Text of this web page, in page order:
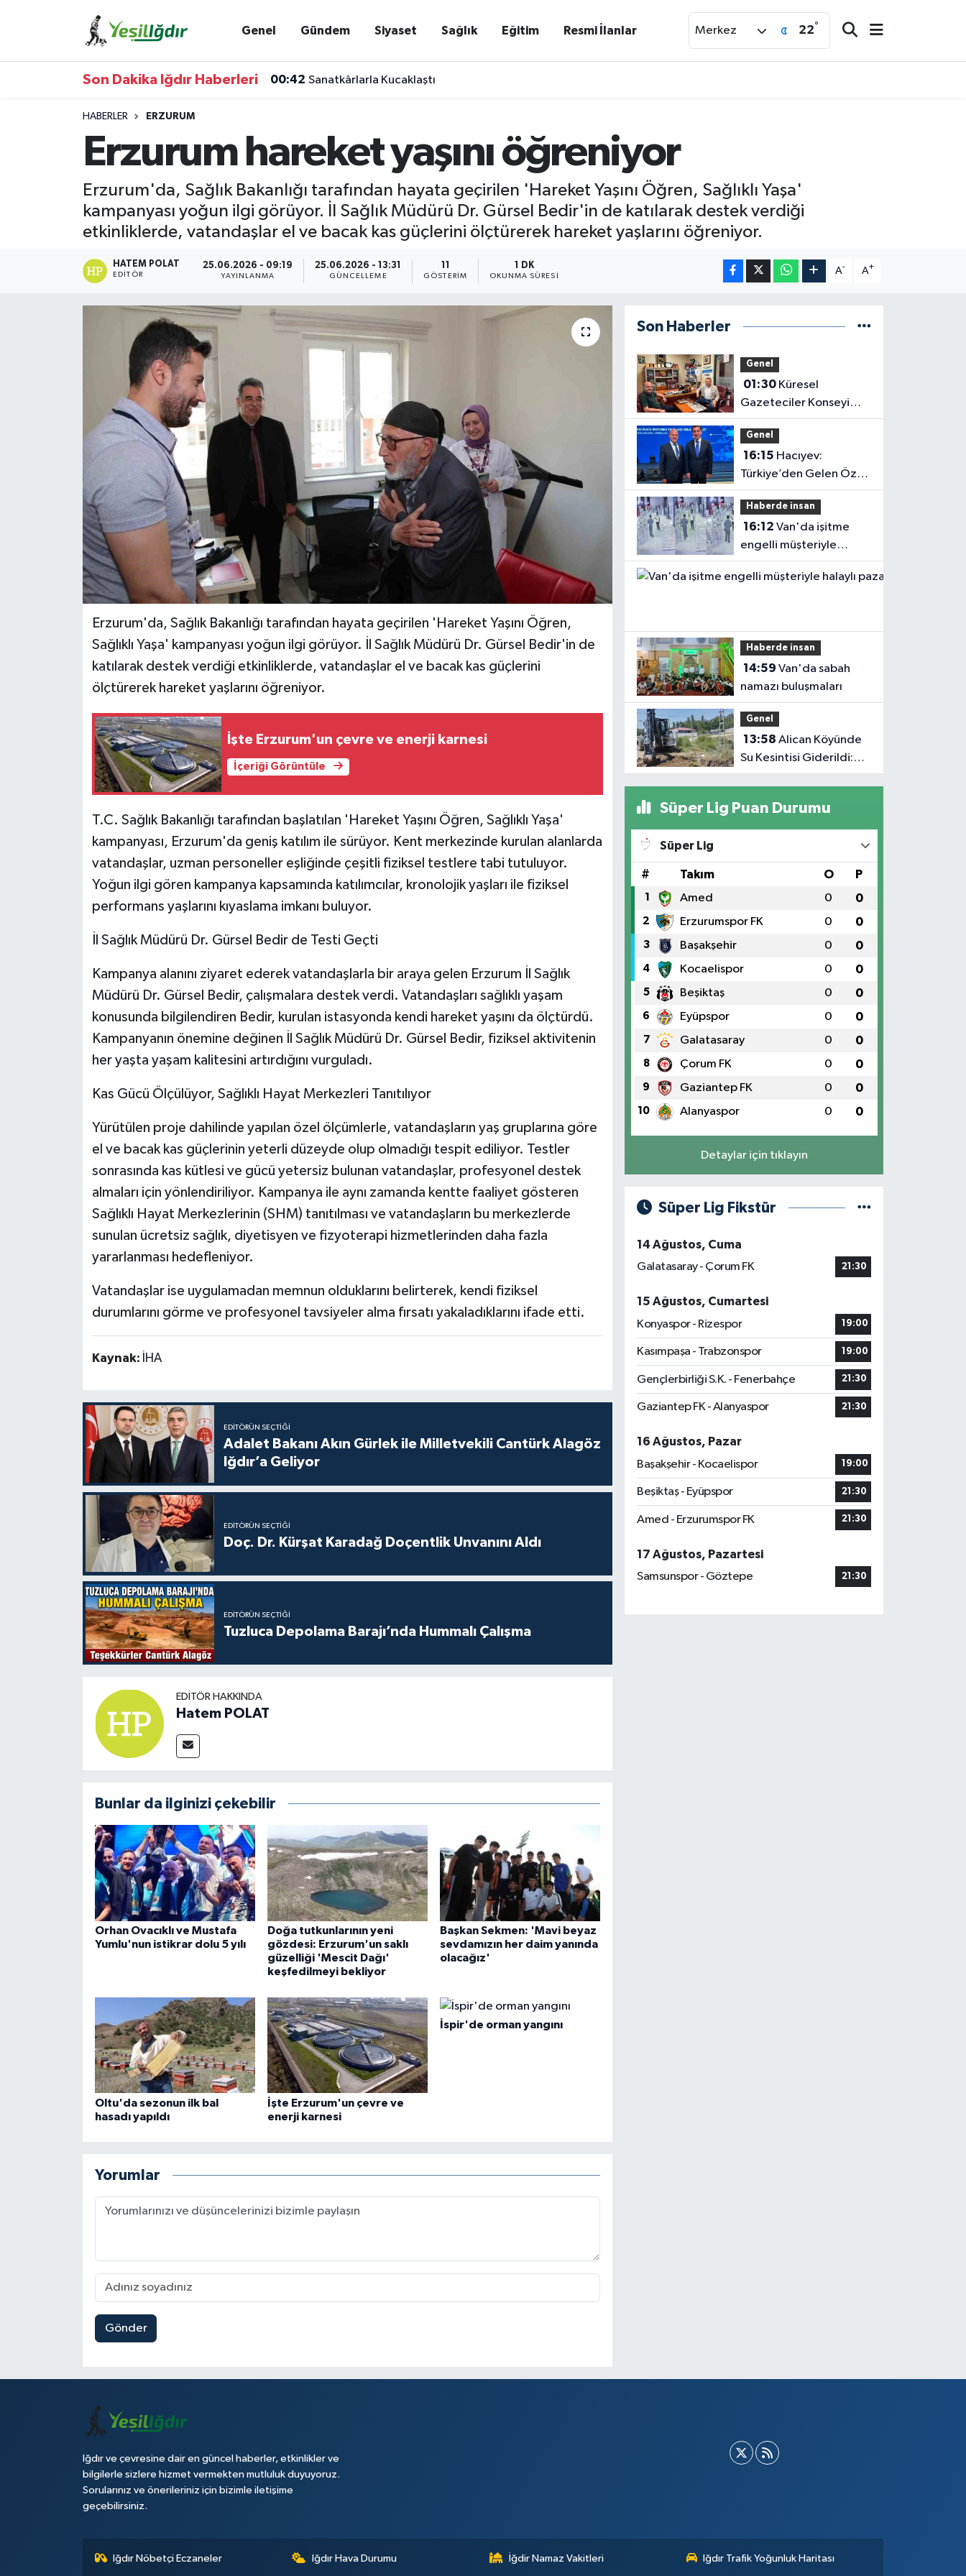
Genel Gündem Siyaset Sağlık Eğitim Resmi İlanlar Merkez 22°
Son Dakika Iğdır Haberleri 00:42 Sanatkârlarla Kucaklaştı
HABERLER ERZURUM
Erzurum hareket yaşını öğreniyor
Erzurum'da, Sağlık Bakanlığı tarafından hayata geçirilen 'Hareket Yaşını Öğren, Sağlıklı Yaşa'
kampanyası yoğun ilgi görüyor. İl Sağlık Müdürü Dr. Gürsel Bedir'in de katılarak destek verdiği
etkinliklerde, vatandaşlar el ve bacak kas güçlerini ölçtürerek hareket yaşlarını öğreniyor.
HATEM POLAT
EDITÖR
25.06.2026 - 09:19
YAYINLANMA
25.06.2026 - 13:31
GÜNCELLEME GÖSTERIM
1 DK
OKUNMA SÜRESI
A- A+
Erzurum'da, Sağlık Bakanlığı tarafından hayata geçirilen 'Hareket Yaşını Öğren,
Sağlıklı Yaşa' kampanyası yoğun ilgi görüyor. İl Sağlık Müdürü Dr. Gürsel Bedir'in de
katılarak destek verdiği etkinliklerde, vatandaşlar el ve bacak kas güçlerini
ölçtürerek hareket yaşlarını öğreniyor.
İşte Erzurum'un çevre ve enerji karnesi
İçeriği Görüntüle
T.C. Sağlık Bakanlığı tarafından başlatılan 'Hareket Yaşını Öğren, Sağlıklı Yaşa'
kampanyası, Erzurum'da geniş katılım ile sürüyor. Kent merkezinde kurulan alanlarda
vatandaşlar, uzman personeller eşliğinde çeşitli fiziksel testlere tabi tutuluyor.
Yoğun ilgi gören kampanya kapsamında katılımcılar, kronolojik yaşları ile fiziksel
performans yaşlarını kıyaslama imkanı buluyor.
İl Sağlık Müdürü Dr. Gürsel Bedir de Testi Geçti
Kampanya alanını ziyaret ederek vatandaşlarla bir araya gelen Erzurum İl Sağlık
Müdürü Dr. Gürsel Bedir, çalışmalara destek verdi. Vatandaşları sağlıklı yaşam
konusunda bilgilendiren Bedir, kurulan istasyonda kendi hareket yaşını da ölçtürdü.
Kampanyanın önemine değinen İl Sağlık Müdürü Dr. Gürsel Bedir, fiziksel aktivitenin
her yaşta yaşam kalitesini artırdığını vurguladı.
Kas Gücü Ölçülüyor, Sağlıklı Hayat Merkezleri Tanıtılıyor
Yürütülen proje dahilinde yapılan özel ölçümlerle, vatandaşların yaş gruplarına göre
el ve bacak kas güçlerinin yeterli düzeyde olup olmadığı tespit ediliyor. Testler
sonrasında kas kütlesi ve gücü yetersiz bulunan vatandaşlar, profesyonel destek
almaları için yönlendiriliyor. Kampanya ile aynı zamanda kentte faaliyet gösteren
Sağlıklı Hayat Merkezlerinin (SHM) tanıtılması ve vatandaşların bu merkezlerde
sunulan ücretsiz sağlık, diyetisyen ve fizyoterapi hizmetlerinden daha fazla
yararlanması hedefleniyor.
Vatandaşlar ise uygulamadan memnun olduklarını belirterek, kendi fiziksel
durumlarını görme ve profesyonel tavsiyeler alma fırsatı yakaladıklarını ifade etti.
Kaynak: İHA
EDITÖRÜN SEÇTIĞI
Adalet Bakanı Akın Gürlek ile Milletvekili Cantürk Alagöz
Iğdır’a Geliyor
EDITÖRÜN SEÇTIĞI
Doç. Dr. Kürşat Karadağ Doçentlik Unvanını Aldı
EDITÖRÜN SEÇTIĞI
Tuzluca Depolama Barajı’nda Hummalı Çalışma
EDITÖR HAKKINDA
Hatem POLAT
Bunlar da ilginizi çekebilir
Orhan Ovacıklı ve Mustafa
Yumlu'nun istikrar dolu 5 yılı
Doğa tutkunlarının yeni
gözdesi: Erzurum'un saklı
güzelliği 'Mescit Dağı'
keşfedilmeyi bekliyor
Başkan Sekmen: 'Mavi beyaz
sevdamızın her daim yanında
olacağız'
Oltu'da sezonun ilk bal
hasadı yapıldı
İşte Erzurum'un çevre ve
enerji karnesi
İspir'de orman yangını
Yorumlar
Gönder
Son Haberler
Genel
01:30Küresel
Gazeteciler Konseyi
Başkanı Mehmet Ali
Dim’den Gazetemize
Ziyaret
Genel
16:15
Türkiye’den Gelen Öz
Evine Gelir
Haberde insan
16:12
engelli müşteriyle
halaylı pazarlık
gülümsetti
Haberde insan
14:59
namazı buluşmaları
Genel
13:58
Su Kesintisi Giderildi:
Ekipler Anında
Süper Lig Puan Durumu
Süper Lig
# Takım O P
1 Amed 0 0
2 Erzurumspor FK 0 0
3 Başakşehir 0 0
4 Kocaelispor 0 0
5 Beşiktaş 0 0
6 Eyüpspor 0 0
7 Galatasaray 0 0
8 Çorum FK 0 0
9 Gaziantep FK 0 0
10 Alanyaspor 0 0
Detaylar için tıklayın
Süper Lig Fikstür
14 Ağustos, Cuma
Galatasaray - Çorum FK
21:30
15 Ağustos, Cumartesi
Konyaspor - Rizespor
19:00
Kasımpaşa - Trabzonspor 19:00
Gençlerbirliği S.K. - Fenerbahçe 21:30
Gaziantep FK - Alanyaspor 21:30
16 Ağustos, Pazar
Başakşehir - Kocaelispor
19:00
Beşiktaş - Eyüpspor 21:30
Amed - Erzurumspor FK 21:30
17 Ağustos, Pazartesi
Samsunspor - Göztepe
21:30
Iğdır ve çevresine dair en güncel haberler, etkinlikler ve
bilgilerle sizlere hizmet vermekten mutluluk duyuyoruz.
Sorularınız ve önerileriniz için bizimle iletişime
geçebilirsiniz.
Iğdır Nöbetçi Eczaneler Iğdır Hava Durumu İğdir Namaz Vakitleri Iğdır Trafik Yoğunluk Haritası
Iğdır Trafik Yoğunluk Haritası
Süper Lig Puan Durumu ve Fikstür
Tüm Manşetler
Son Dakika Haberleri